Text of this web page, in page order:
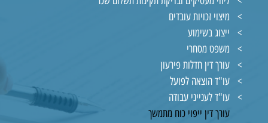
מיצוי זכויות עובדים
ייצוג בשימוע
משפט מסחרי
עורך דין חדלות פירעון
עו"ד הוצאה לפועל
עו"ד לענייני עבודה
עורך דין ייפוי כוח מתמשך